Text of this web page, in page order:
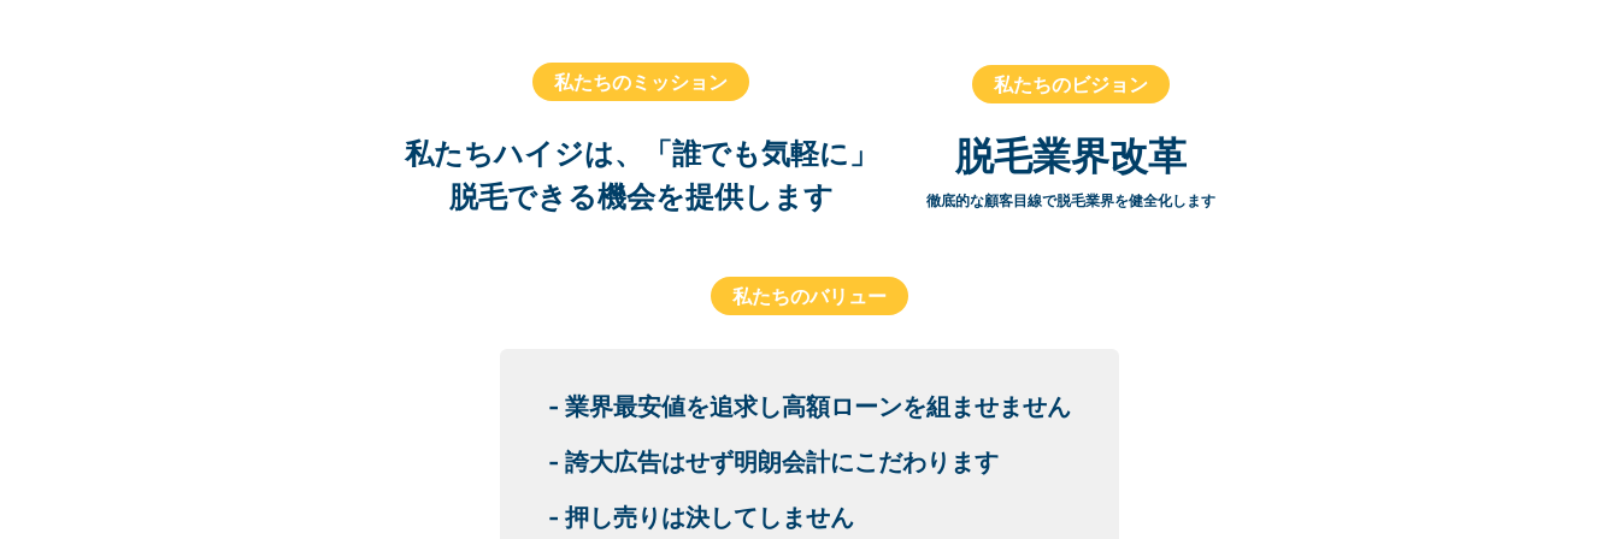
私たちのミッション
私たちハイジは、「誰でも気軽に」
脱毛できる機会を提供します
私たちのビジョン
脱毛業界改革
徹底的な顧客目線で脱毛業界を健全化します
私たちのバリュー
- 業界最安値を追求し高額ローンを組ませません
- 誇大広告はせず明朗会計にこだわります
- 押し売りは決してしません